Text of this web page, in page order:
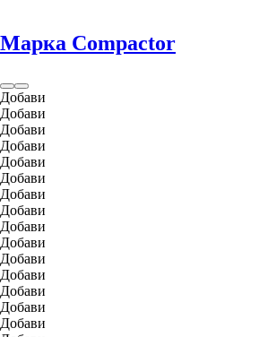
Марка Compactor
Добави
Добави
Добави
Добави
Добави
Добави
Добави
Добави
Добави
Добави
Добави
Добави
Добави
Добави
Добави